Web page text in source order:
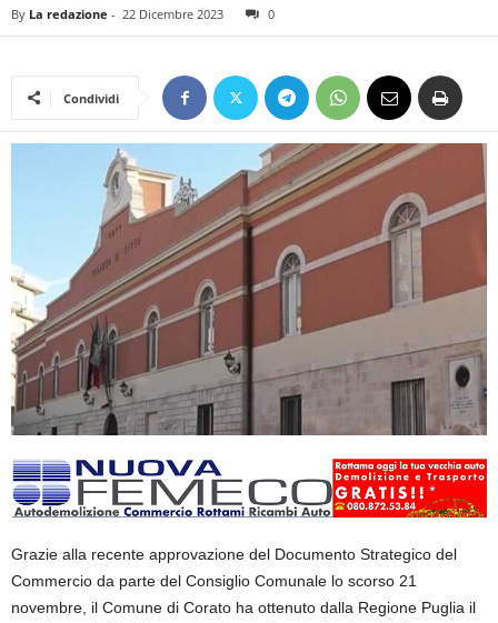
By La redazione - 22 Dicembre 2023 0
Condividi
Grazie alla recente approvazione del Documento Strategico del
Commercio da parte del Consiglio Comunale lo scorso 21
novembre, il Comune di Corato ha ottenuto dalla Regione Puglia il